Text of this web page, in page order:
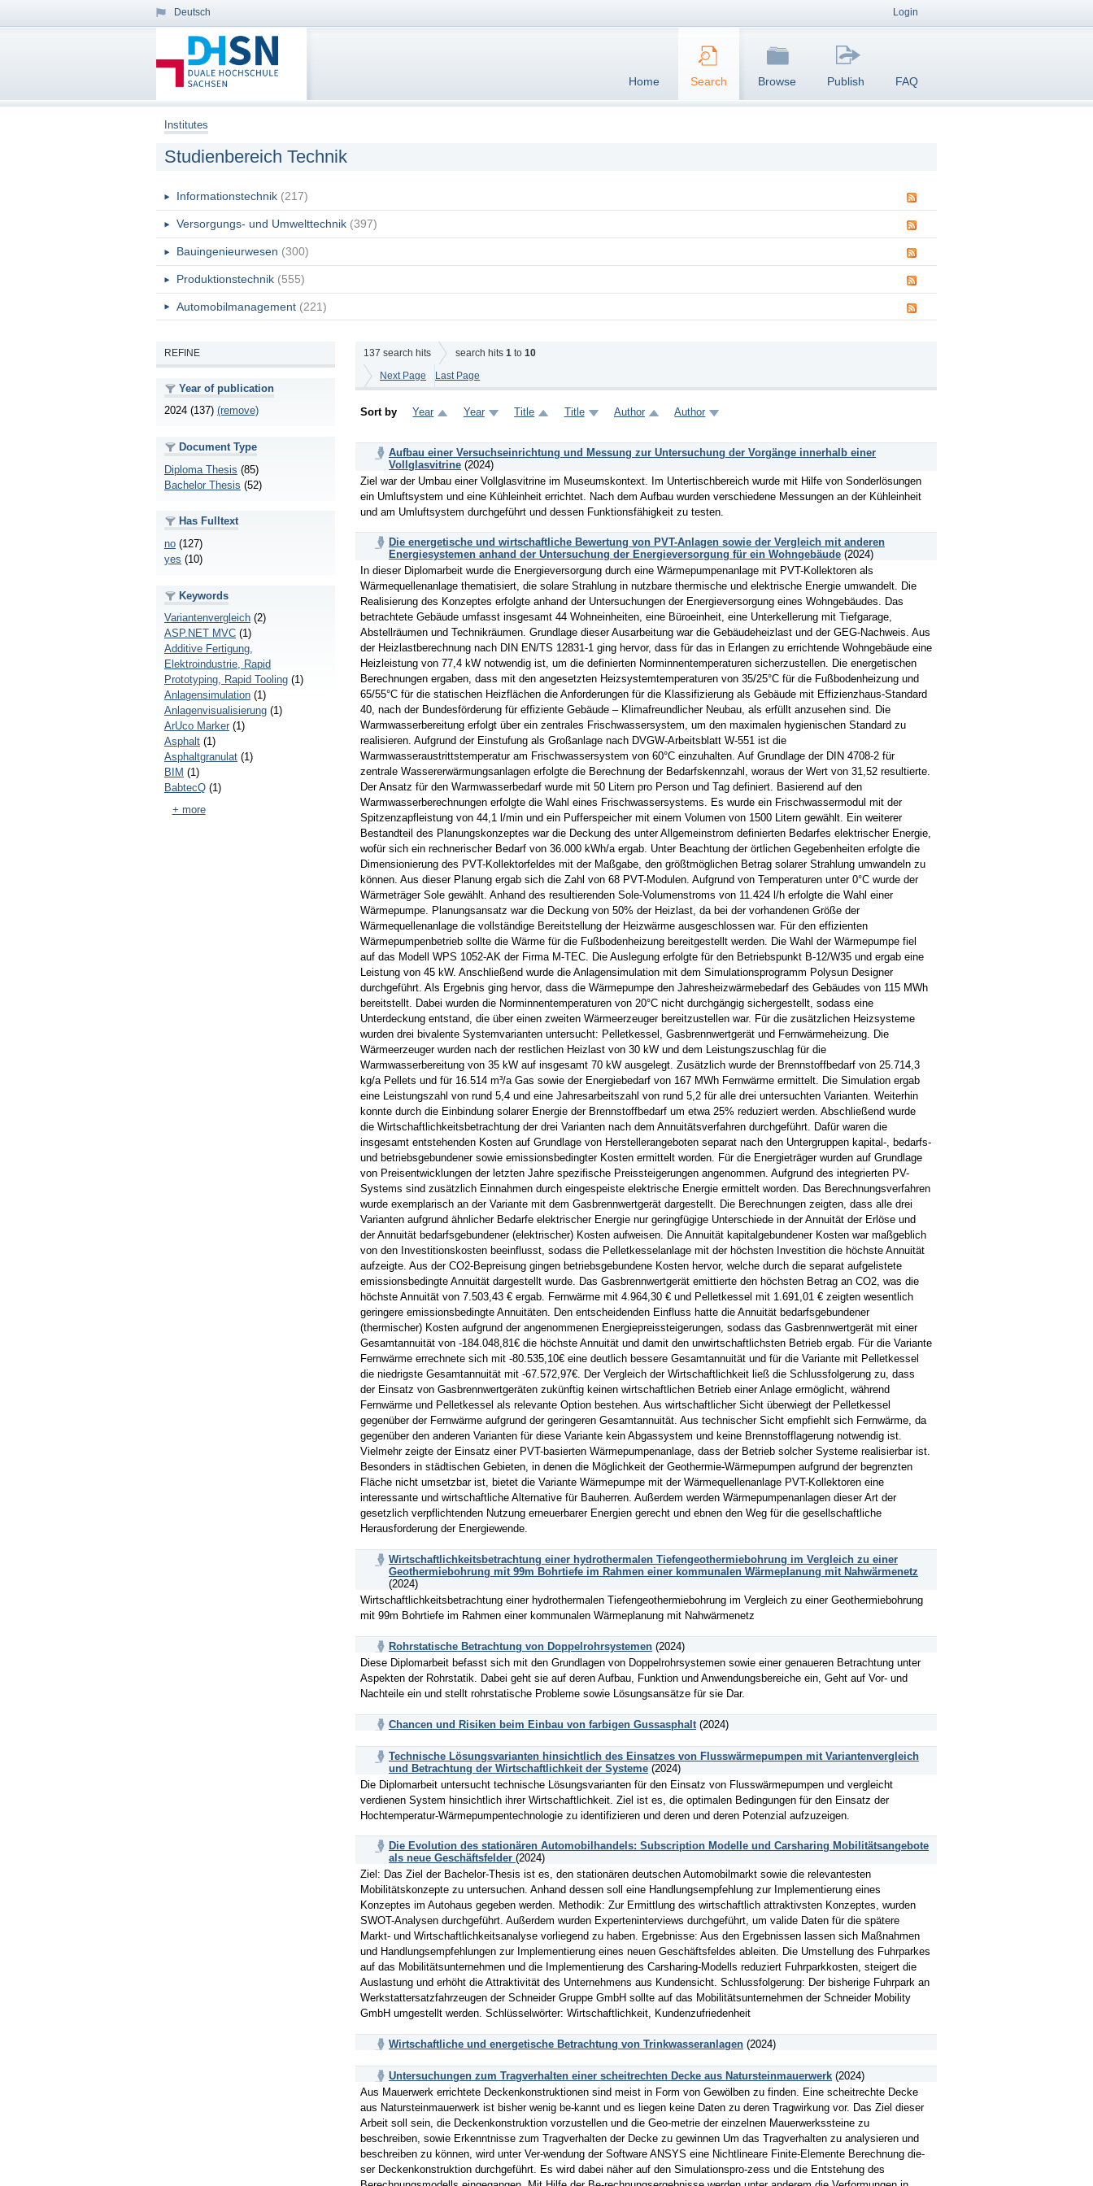
Deutsch Login
Home Search Browse Publish FAQ
Institutes
Studienbereich Technik
Informationstechnik (217)
Versorgungs- und Umwelttechnik (397)
Bauingenieurwesen (300)
Produktionstechnik (555)
Automobilmanagement (221)
REFINE
Year of publication
2024 (137) (remove)
Document Type
Diploma Thesis (85)
Bachelor Thesis (52)
Has Fulltext
no (127)
yes (10)
Keywords
Variantenvergleich (2)
ASP.NET MVC (1)
Additive Fertigung,
Elektroindustrie, Rapid
Prototyping, Rapid Tooling (1)
Anlagensimulation (1)
Anlagenvisualisierung (1)
ArUco Marker (1)
Asphalt (1)
Asphaltgranulat (1)
BIM (1)
BabtecQ (1)
+ more
137 search hits search hits 1 to 10
Next Page
Last Page
Sort by Year Year Title Title Author Author
Aufbau einer Versuchseinrichtung und Messung zur Untersuchung der Vorgänge innerhalb einer
Vollglasvitrine (2024)
Ziel war der Umbau einer Vollglasvitrine im Museumskontext. Im Untertischbereich wurde mit Hilfe von Sonderlösungen
ein Umluftsystem und eine Kühleinheit errichtet. Nach dem Aufbau wurden verschiedene Messungen an der Kühleinheit
und am Umluftsystem durchgeführt und dessen Funktionsfähigkeit zu testen.
Die energetische und wirtschaftliche Bewertung von PVT-Anlagen sowie der Vergleich mit anderen
Energiesystemen anhand der Untersuchung der Energieversorgung für ein Wohngebäude (2024)
In dieser Diplomarbeit wurde die Energieversorgung durch eine Wärmepumpenanlage mit PVT-Kollektoren als
Wärmequellenanlage thematisiert, die solare Strahlung in nutzbare thermische und elektrische Energie umwandelt. Die
Realisierung des Konzeptes erfolgte anhand der Untersuchungen der Energieversorgung eines Wohngebäudes. Das
betrachtete Gebäude umfasst insgesamt 44 Wohneinheiten, eine Büroeinheit, eine Unterkellerung mit Tiefgarage,
Abstellräumen und Technikräumen. Grundlage dieser Ausarbeitung war die Gebäudeheizlast und der GEG-Nachweis. Aus
der Heizlastberechnung nach DIN EN/TS 12831-1 ging hervor, dass für das in Erlangen zu errichtende Wohngebäude eine
Heizleistung von 77,4 kW notwendig ist, um die definierten Norminnentemperaturen sicherzustellen. Die energetischen
Berechnungen ergaben, dass mit den angesetzten Heizsystemtemperaturen von 35/25°C für die Fußbodenheizung und
65/55°C für die statischen Heizflächen die Anforderungen für die Klassifizierung als Gebäude mit Effizienzhaus-Standard
40, nach der Bundesförderung für effiziente Gebäude – Klimafreundlicher Neubau, als erfüllt anzusehen sind. Die
Warmwasserbereitung erfolgt über ein zentrales Frischwassersystem, um den maximalen hygienischen Standard zu
realisieren. Aufgrund der Einstufung als Großanlage nach DVGW-Arbeitsblatt W-551 ist die
Warmwasseraustrittstemperatur am Frischwassersystem von 60°C einzuhalten. Auf Grundlage der DIN 4708-2 für
zentrale Wassererwärmungsanlagen erfolgte die Berechnung der Bedarfskennzahl, woraus der Wert von 31,52 resultierte.
Der Ansatz für den Warmwasserbedarf wurde mit 50 Litern pro Person und Tag definiert. Basierend auf den
Warmwasserberechnungen erfolgte die Wahl eines Frischwassersystems. Es wurde ein Frischwassermodul mit der
Spitzenzapfleistung von 44,1 l/min und ein Pufferspeicher mit einem Volumen von 1500 Litern gewählt. Ein weiterer
Bestandteil des Planungskonzeptes war die Deckung des unter Allgemeinstrom definierten Bedarfes elektrischer Energie,
wofür sich ein rechnerischer Bedarf von 36.000 kWh/a ergab. Unter Beachtung der örtlichen Gegebenheiten erfolgte die
Dimensionierung des PVT-Kollektorfeldes mit der Maßgabe, den größtmöglichen Betrag solarer Strahlung umwandeln zu
können. Aus dieser Planung ergab sich die Zahl von 68 PVT-Modulen. Aufgrund von Temperaturen unter 0°C wurde der
Wärmeträger Sole gewählt. Anhand des resultierenden Sole-Volumenstroms von 11.424 l/h erfolgte die Wahl einer
Wärmepumpe. Planungsansatz war die Deckung von 50% der Heizlast, da bei der vorhandenen Größe der
Wärmequellenanlage die vollständige Bereitstellung der Heizwärme ausgeschlossen war. Für den effizienten
Wärmepumpenbetrieb sollte die Wärme für die Fußbodenheizung bereitgestellt werden. Die Wahl der Wärmepumpe fiel
auf das Modell WPS 1052-AK der Firma M-TEC. Die Auslegung erfolgte für den Betriebspunkt B-12/W35 und ergab eine
Leistung von 45 kW. Anschließend wurde die Anlagensimulation mit dem Simulationsprogramm Polysun Designer
durchgeführt. Als Ergebnis ging hervor, dass die Wärmepumpe den Jahresheizwärmebedarf des Gebäudes von 115 MWh
bereitstellt. Dabei wurden die Norminnentemperaturen von 20°C nicht durchgängig sichergestellt, sodass eine
Unterdeckung entstand, die über einen zweiten Wärmeerzeuger bereitzustellen war. Für die zusätzlichen Heizsysteme
wurden drei bivalente Systemvarianten untersucht: Pelletkessel, Gasbrennwertgerät und Fernwärmeheizung. Die
Wärmeerzeuger wurden nach der restlichen Heizlast von 30 kW und dem Leistungszuschlag für die
Warmwasserbereitung von 35 kW auf insgesamt 70 kW ausgelegt. Zusätzlich wurde der Brennstoffbedarf von 25.714,3
kg/a Pellets und für 16.514 m³/a Gas sowie der Energiebedarf von 167 MWh Fernwärme ermittelt. Die Simulation ergab
eine Leistungszahl von rund 5,4 und eine Jahresarbeitszahl von rund 5,2 für alle drei untersuchten Varianten. Weiterhin
konnte durch die Einbindung solarer Energie der Brennstoffbedarf um etwa 25% reduziert werden. Abschließend wurde
die Wirtschaftlichkeitsbetrachtung der drei Varianten nach dem Annuitätsverfahren durchgeführt. Dafür waren die
insgesamt entstehenden Kosten auf Grundlage von Herstellerangeboten separat nach den Untergruppen kapital-, bedarfs-
und betriebsgebundener sowie emissionsbedingter Kosten ermittelt worden. Für die Energieträger wurden auf Grundlage
von Preisentwicklungen der letzten Jahre spezifische Preissteigerungen angenommen. Aufgrund des integrierten PV-
Systems sind zusätzlich Einnahmen durch eingespeiste elektrische Energie ermittelt worden. Das Berechnungsverfahren
wurde exemplarisch an der Variante mit dem Gasbrennwertgerät dargestellt. Die Berechnungen zeigten, dass alle drei
Varianten aufgrund ähnlicher Bedarfe elektrischer Energie nur geringfügige Unterschiede in der Annuität der Erlöse und
der Annuität bedarfsgebundener (elektrischer) Kosten aufweisen. Die Annuität kapitalgebundener Kosten war maßgeblich
von den Investitionskosten beeinflusst, sodass die Pelletkesselanlage mit der höchsten Investition die höchste Annuität
aufzeigte. Aus der CO2-Bepreisung gingen betriebsgebundene Kosten hervor, welche durch die separat aufgelistete
emissionsbedingte Annuität dargestellt wurde. Das Gasbrennwertgerät emittierte den höchsten Betrag an CO2, was die
höchste Annuität von 7.503,43 € ergab. Fernwärme mit 4.964,30 € und Pelletkessel mit 1.691,01 € zeigten wesentlich
geringere emissionsbedingte Annuitäten. Den entscheidenden Einfluss hatte die Annuität bedarfsgebundener
(thermischer) Kosten aufgrund der angenommenen Energiepreissteigerungen, sodass das Gasbrennwertgerät mit einer
Gesamtannuität von -184.048,81€ die höchste Annuität und damit den unwirtschaftlichsten Betrieb ergab. Für die Variante
Fernwärme errechnete sich mit -80.535,10€ eine deutlich bessere Gesamtannuität und für die Variante mit Pelletkessel
die niedrigste Gesamtannuität mit -67.572,97€. Der Vergleich der Wirtschaftlichkeit ließ die Schlussfolgerung zu, dass
der Einsatz von Gasbrennwertgeräten zukünftig keinen wirtschaftlichen Betrieb einer Anlage ermöglicht, während
Fernwärme und Pelletkessel als relevante Option bestehen. Aus wirtschaftlicher Sicht überwiegt der Pelletkessel
gegenüber der Fernwärme aufgrund der geringeren Gesamtannuität. Aus technischer Sicht empfiehlt sich Fernwärme, da
gegenüber den anderen Varianten für diese Variante kein Abgassystem und keine Brennstofflagerung notwendig ist.
Vielmehr zeigte der Einsatz einer PVT-basierten Wärmepumpenanlage, dass der Betrieb solcher Systeme realisierbar ist.
Besonders in städtischen Gebieten, in denen die Möglichkeit der Geothermie-Wärmepumpen aufgrund der begrenzten
Fläche nicht umsetzbar ist, bietet die Variante Wärmepumpe mit der Wärmequellenanlage PVT-Kollektoren eine
interessante und wirtschaftliche Alternative für Bauherren. Außerdem werden Wärmepumpenanlagen dieser Art der
gesetzlich verpflichtenden Nutzung erneuerbarer Energien gerecht und ebnen den Weg für die gesellschaftliche
Herausforderung der Energiewende.
Wirtschaftlichkeitsbetrachtung einer hydrothermalen Tiefengeothermiebohrung im Vergleich zu einer
Geothermiebohrung mit 99m Bohrtiefe im Rahmen einer kommunalen Wärmeplanung mit Nahwärmenetz
(2024)
Wirtschaftlichkeitsbetrachtung einer hydrothermalen Tiefengeothermiebohrung im Vergleich zu einer Geothermiebohrung
mit 99m Bohrtiefe im Rahmen einer kommunalen Wärmeplanung mit Nahwärmenetz
Rohrstatische Betrachtung von Doppelrohrsystemen (2024)
Diese Diplomarbeit befasst sich mit den Grundlagen von Doppelrohrsystemen sowie einer genaueren Betrachtung unter
Aspekten der Rohrstatik. Dabei geht sie auf deren Aufbau, Funktion und Anwendungsbereiche ein, Geht auf Vor- und
Nachteile ein und stellt rohrstatische Probleme sowie Lösungsansätze für sie Dar.
Chancen und Risiken beim Einbau von farbigen Gussasphalt (2024)
Technische Lösungsvarianten hinsichtlich des Einsatzes von Flusswärmepumpen mit Variantenvergleich
und Betrachtung der Wirtschaftlichkeit der Systeme (2024)
Die Diplomarbeit untersucht technische Lösungsvarianten für den Einsatz von Flusswärmepumpen und vergleicht
verdienen System hinsichtlich ihrer Wirtschaftlichkeit. Ziel ist es, die optimalen Bedingungen für den Einsatz der
Hochtemperatur-Wärmepumpentechnologie zu identifizieren und deren und deren Potenzial aufzuzeigen.
Die Evolution des stationären Automobilhandels: Subscription Modelle und Carsharing Mobilitätsangebote
als neue Geschäftsfelder (2024)
Ziel: Das Ziel der Bachelor-Thesis ist es, den stationären deutschen Automobilmarkt sowie die relevantesten
Mobilitätskonzepte zu untersuchen. Anhand dessen soll eine Handlungsempfehlung zur Implementierung eines
Konzeptes im Autohaus gegeben werden. Methodik: Zur Ermittlung des wirtschaftlich attraktivsten Konzeptes, wurden
SWOT-Analysen durchgeführt. Außerdem wurden Experteninterviews durchgeführt, um valide Daten für die spätere
Markt- und Wirtschaftlichkeitsanalyse vorliegend zu haben. Ergebnisse: Aus den Ergebnissen lassen sich Maßnahmen
und Handlungsempfehlungen zur Implementierung eines neuen Geschäftsfeldes ableiten. Die Umstellung des Fuhrparkes
auf das Mobilitätsunternehmen und die Implementierung des Carsharing-Modells reduziert Fuhrparkkosten, steigert die
Auslastung und erhöht die Attraktivität des Unternehmens aus Kundensicht. Schlussfolgerung: Der bisherige Fuhrpark an
Werkstattersatzfahrzeugen der Schneider Gruppe GmbH sollte auf das Mobilitätsunternehmen der Schneider Mobility
GmbH umgestellt werden. Schlüsselwörter: Wirtschaftlichkeit, Kundenzufriedenheit
Wirtschaftliche und energetische Betrachtung von Trinkwasseranlagen (2024)
Untersuchungen zum Tragverhalten einer scheitrechten Decke aus Natursteinmauerwerk (2024)
Aus Mauerwerk errichtete Deckenkonstruktionen sind meist in Form von Gewölben zu finden. Eine scheitrechte Decke
aus Natursteinmauerwerk ist bisher wenig be-kannt und es liegen keine Daten zu deren Tragwirkung vor. Das Ziel dieser
Arbeit soll sein, die Deckenkonstruktion vorzustellen und die Geo-metrie der einzelnen Mauerwerkssteine zu
beschreiben, sowie Erkenntnisse zum Tragverhalten der Decke zu gewinnen Um das Tragverhalten zu analysieren und
beschreiben zu können, wird unter Ver-wendung der Software ANSYS eine Nichtlineare Finite-Elemente Berechnung die-
ser Deckenkonstruktion durchgeführt. Es wird dabei näher auf den Simulationspro-zess und die Entstehung des